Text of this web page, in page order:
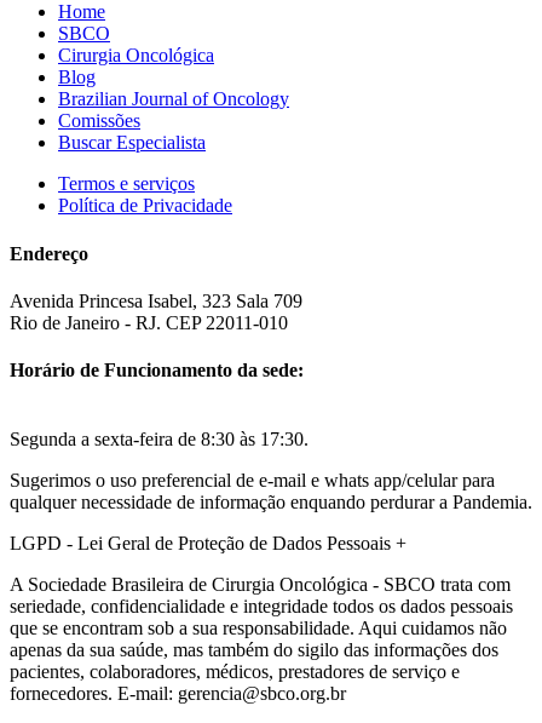
Home
SBCO
Cirurgia Oncológica
Blog
Brazilian Journal of Oncology
Comissões
Buscar Especialista
Termos e serviços
Política de Privacidade
Endereço
Avenida Princesa Isabel, 323 Sala 709
Rio de Janeiro - RJ. CEP 22011-010
Horário de Funcionamento da sede:
Segunda a sexta-feira de 8:30 às 17:30.
Sugerimos o uso preferencial de e-mail e whats app/celular para
qualquer necessidade de informação enquando perdurar a Pandemia.
LGPD - Lei Geral de Proteção de Dados Pessoais +
A Sociedade Brasileira de Cirurgia Oncológica - SBCO trata com
seriedade, confidencialidade e integridade todos os dados pessoais
que se encontram sob a sua responsabilidade. Aqui cuidamos não
apenas da sua saúde, mas também do sigilo das informações dos
pacientes, colaboradores, médicos, prestadores de serviço e
fornecedores. E-mail: gerencia@sbco.org.br